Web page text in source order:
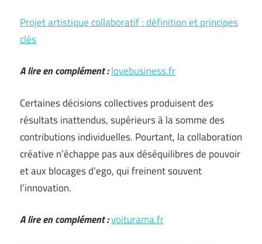
Projet artistique collaboratif : définition et principes
clés
A lire en complément :lovebusiness.fr
Certaines décisions collectives produisent des
résultats inattendus, supérieurs à la somme des
contributions individuelles. Pourtant, la collaboration
créative n’échappe pas aux déséquilibres de pouvoir
et aux blocages d’ego, qui freinent souvent
l’innovation.
A lire en complément :voiturama.fr